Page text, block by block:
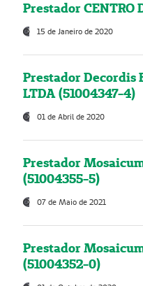
Prestador CENTRO
15 de Janeiro de 2020
Prestador Decordis
LTDA (51004347-4)
01 de Abril de 2020
Prestador
(51004355-5)
07 de Maio de 2021
Prestador
(51004352-0)